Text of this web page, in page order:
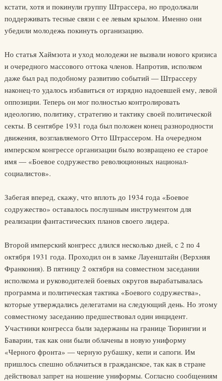
кстати, хотя и покинули группу Штрассера, но продолжали
поддерживать тесные связи с ее левым крылом. Именно они
убедили молодежь покинуть организацию.
Но статья Хаймзота и уход молодежи не вызвали нового кризиса
и очередного массового оттока членов. Напротив, исполком
даже был рад подобному развитию событий — Штрассеру
наконец-то удалось избавиться от изрядно надоевшей ему, левой
оппозиции. Теперь он мог полностью контролировать
идеологию, политику, стратегию и тактику своей политической
секты. В сентябре 1931 года был положен конец разнородности
движения, возглавляемого Отто Штрассером. На очередном
имперском конгрессе организации было возвращено ее старое
имя — «Боевое содружество революционных национал-
социалистов».
Забегая вперед, скажу, что вплоть до 1934 года «Боевое
содружество» оставалось послушным инструментом для
реализации фантастических планов своего лидера.
Второй имперский конгресс длился несколько дней, с 2 по 4
октября 1931 года. Проходил он в замке Лауенштайн (Верхняя
Франкония). В пятницу 2 октября на совместном заседании
исполкома и руководителей боевых округов вырабатывалась
программа и политическая тактика «Боевого содружества»,
которые утверждались делегатами на следующий день. Но этому
совместному заседанию предшествовал один инцидент.
Участники конгресса были задержаны на границе Тюрингии и
Баварии, так как они были облачены в новую униформу
«Черного фронта» — черную рубашку, кепи и сапоги. Им
пришлось спешно облачиться в гражданское, так как в стране
действовал запрет на ношение униформы. Согласно сообщениям